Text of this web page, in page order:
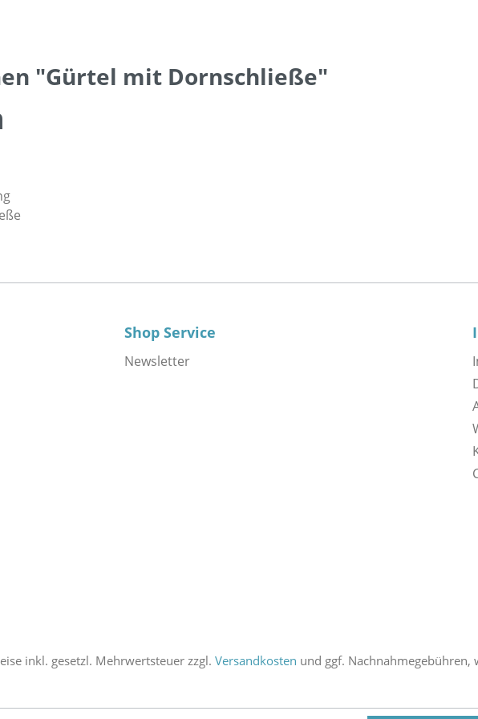
"Gürtel mit Dornschließe"
Shop Service
Newsletter
inkl. gesetzl. Mehrwertsteuer zzgl. Versandkosten und ggf. Nachnahmegebühren,